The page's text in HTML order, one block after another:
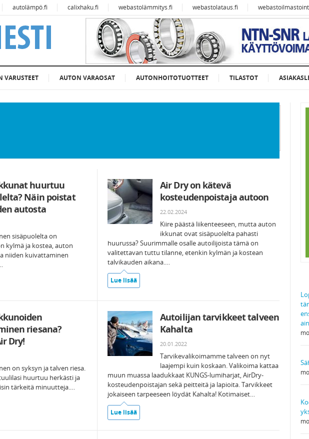
autolämpö.fi calixhaku.fi webastolämmitys.fi webastolataus.fi
VARUSTEET AUTON VARAOSAT AUTONHOITOTUOTTEET TILASTOT
huurtuu
Näin poistat
autosta
sisäpuolelta on
kylmä ja kostea, auton
niiden kuivattaminen
Air Dry on kätevä
kosteudenpoistaja autoon
22.02.2024
Kiire päästä liikenteeseen, mutta auton
ikkunat ovat sisäpuolelta pahasti
huurussa? Suurimmalle osalle autoilijoista tämä on
valitettavan tuttu tilanne, etenkin kylmän ja kostean
talvikauden aikana.…
Lue lisää
riesana?
Dry!
on syksyn ja talven riesa.
huurtuu herkästi ja
tärkeitä minuutteja.…
Autoilijan tarvikkeet talveen
Kahalta
20.01.2022
Tarvikevalikoimamme talveen on nyt
laajempi kuin koskaan. Valikoima kattaa
muun muassa laadukkaat KUNGS-lumiharjat, AirDry-
kosteudenpoistajan sekä peitteitä ja lapioita. Tarvikkeet
jokaiseen tarpeeseen löydät Kahalta! Kotimaiset…
Lue lisää